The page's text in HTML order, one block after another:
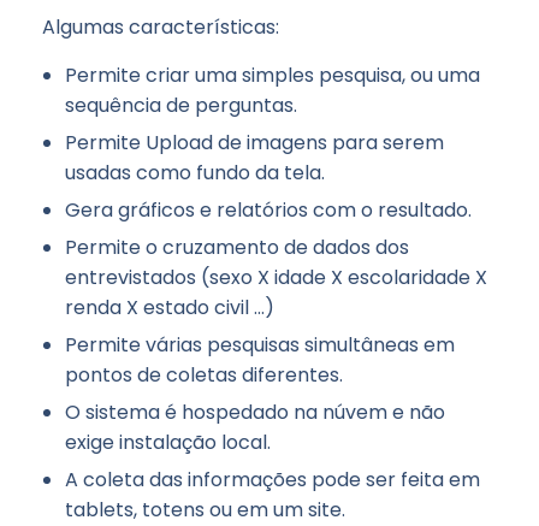
Algumas características:
Permite criar uma simples pesquisa, ou uma
sequência de perguntas.
Permite Upload de imagens para serem
usadas como fundo da tela.
Gera gráficos e relatórios com o resultado.
Permite o cruzamento de dados dos
entrevistados (sexo X idade X escolaridade X
renda X estado civil ...)
Permite várias pesquisas simultâneas em
pontos de coletas diferentes.
O sistema é hospedado na núvem e não
exige instalação local.
A coleta das informações pode ser feita em
tablets, totens ou em um site.